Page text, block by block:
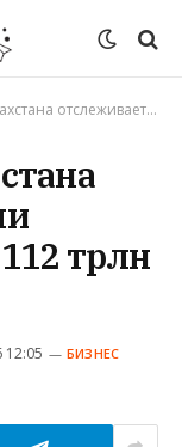
тысячи инвестпроектов на 112 трлн тенге
трлн
12:05 БИЗНЕС